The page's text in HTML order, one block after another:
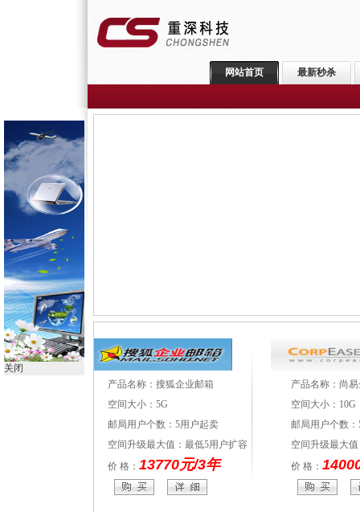
网站首页 最新秒杀
产品名称：搜狐企业邮箱
空间大小：5G
邮局用户个数：5用户起卖
空间升级最大值：最低5用户扩容
13770元/3年
产品名称：尚易企业邮
空间大小：10G
邮局用户个数：50
空间升级最大值：无限
14000元/3
关闭